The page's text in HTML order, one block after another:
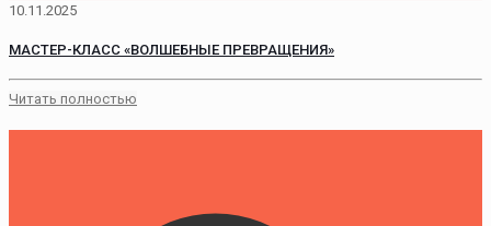
10.11.2025
МАСТЕР-КЛАСС «ВОЛШЕБНЫЕ ПРЕВРАЩЕНИЯ»
Читать полностью